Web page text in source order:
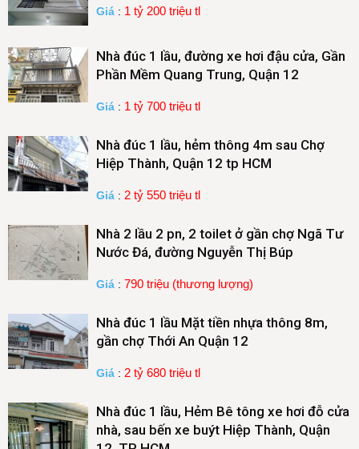
Giá : 1 tỷ 200 triệu tl
Nhà đúc 1 lầu, đường xe hơi đậu cửa, Gần
Phần Mềm Quang Trung, Quận 12
Giá : 1 tỷ 700 triệu tl
Nhà đúc 1 lầu, hẻm thông 4m sau Chợ
Hiệp Thành, Quận 12 tp HCM
Giá : 2 tỷ 550 triệu tl
Nhà 2 lầu 2 pn, 2 toilet ở gần chợ Ngã Tư
Nước Đá, đường Nguyễn Thị Búp
Giá : 790 triệu (thương lượng)
Nhà đúc 1 lầu Mặt tiền nhựa thông 8m,
gần chợ Thới An Quận 12
Giá : 2 tỷ 680 triệu tl
Nhà đúc 1 lầu, Hẻm Bê tông xe hơi đỗ cửa
nhà, sau bến xe buýt Hiệp Thành, Quận